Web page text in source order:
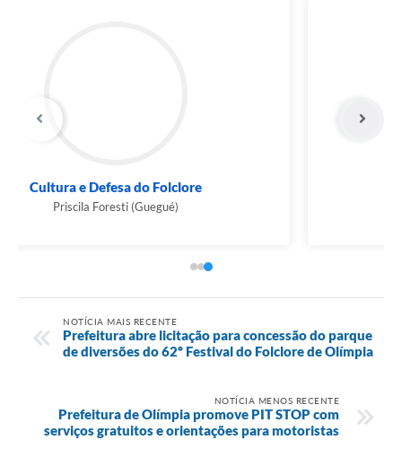
Fundo Social de Solidariedade
Ana Cláudia Casseb Finato Zuliani
NOTÍCIA MAIS RECENTE
Prefeitura abre licitação para concessão do parque
de diversões do 62º Festival do Folclore de Olímpia
NOTÍCIA MENOS RECENTE
Prefeitura de Olímpia promove PIT STOP com
serviços gratuitos e orientações para motoristas